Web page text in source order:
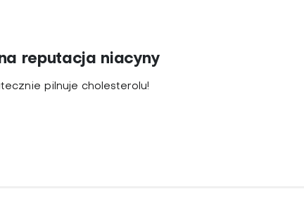
reputacja niacyny
pilnuje cholesterolu!